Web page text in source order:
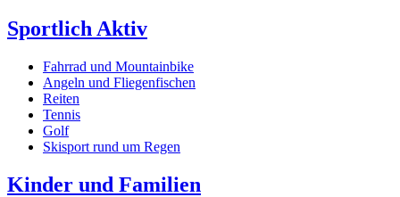
Sportlich Aktiv
Fahrrad und Mountainbike
Angeln und Fliegenfischen
Reiten
Tennis
Golf
Skisport rund um Regen
Kinder und Familien